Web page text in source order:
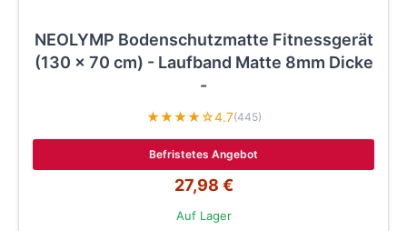
NEOLYMP Bodenschutzmatte Fitnessgerät
(130 x 70 cm) - Laufband Matte 8mm Dicke
-
★★★★☆4.7(445)
Befristetes Angebot
27,98 €
Auf Lager